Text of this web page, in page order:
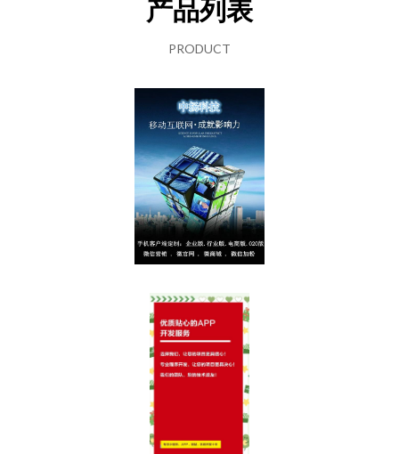
产品列表
PRODUCT